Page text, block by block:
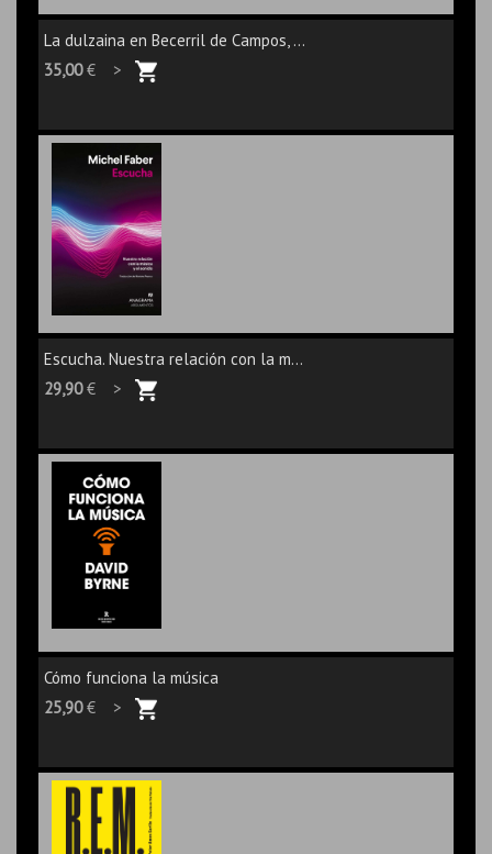
La dulzaina en Becerril de Campos, ...
35,00€ >
Escucha. Nuestra relación con la m...
29,90€ >
Cómo funciona la música
25,90€ >